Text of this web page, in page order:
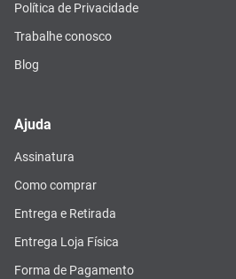
Política de Privacidade
Trabalhe conosco
Blog
Ajuda
Assinatura
Como comprar
Entrega e Retirada
Entrega Loja Física
Forma de Pagamento